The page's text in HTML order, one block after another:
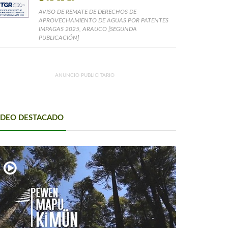
AVISO DE REMATE DE DERECHOS DE
APROVECHAMIENTO DE AGUAS POR PATENTES
IMPAGAS 2025, ARAUCO [SEGUNDA
PUBLICACIÓN]
ANUNCIO PUBLICITARIO
DESTACADO